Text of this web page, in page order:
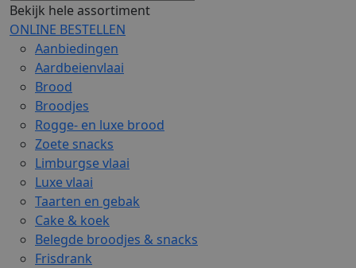
Bekijk hele assortiment
ONLINE BESTELLEN
Aanbiedingen
Aardbeienvlaai
Brood
Broodjes
Rogge- en luxe brood
Zoete snacks
Limburgse vlaai
Luxe vlaai
Taarten en gebak
Cake & koek
Belegde broodjes & snacks
Frisdrank